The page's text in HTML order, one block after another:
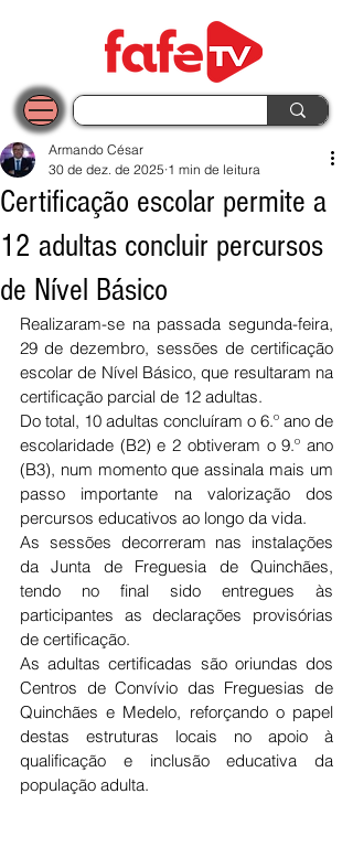
Certificação escolar permite a
12 adultas concluir percursos
de Nível Básico
Armando César
30 de dez. de 2025 1 min de leitura
Realizaram-se na passada segunda-feira,
29 de dezembro, sessões de certificação
escolar de Nível Básico, que resultaram na
certificação parcial de 12 adultas.
Do total, 10 adultas concluíram o 6.º ano de
escolaridade (B2) e 2 obtiveram o 9.º ano
(B3), num momento que assinala mais um
passo importante na valorização dos
percursos educativos ao longo da vida.
As sessões decorreram nas instalações
da Junta de Freguesia de Quinchães,
tendo no final sido entregues às
participantes as declarações provisórias
de certificação.
As adultas certificadas são oriundas dos
Centros de Convívio das Freguesias de
Quinchães e Medelo, reforçando o papel
destas estruturas locais no apoio à
qualificação e inclusão educativa da
população adulta.